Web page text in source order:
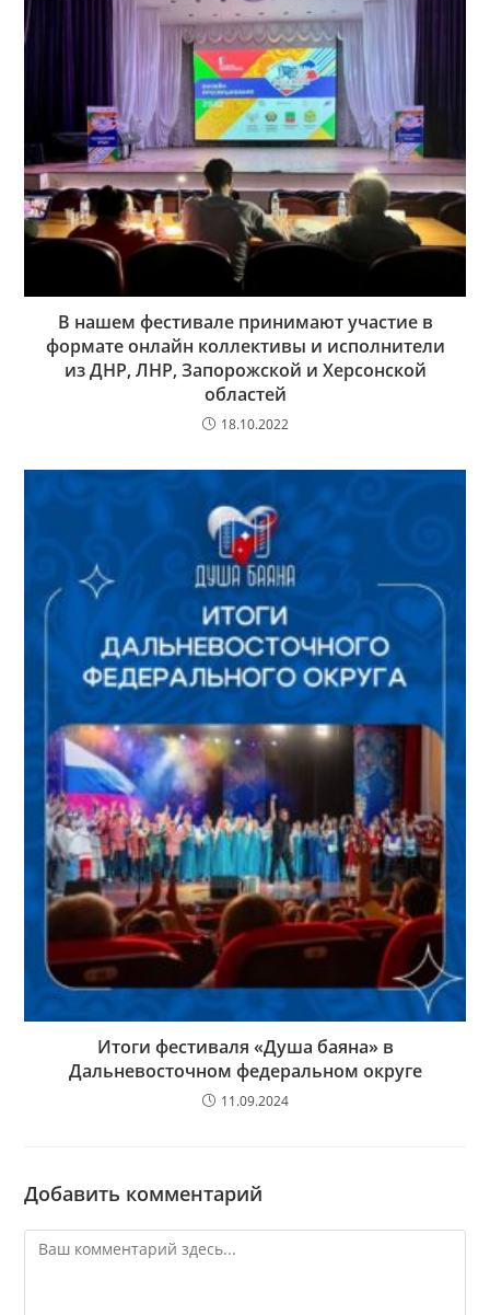
В нашем фестивале принимают участие в
формате онлайн коллективы и исполнители
из ДНР, ЛНР, Запорожской и Херсонской
областей
18.10.2022
Итоги фестиваля «Душа баяна» в
Дальневосточном федеральном округе
11.09.2024
Добавить комментарий